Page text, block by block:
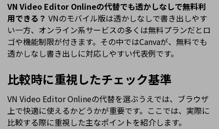
VN Video Editor Onlineの代替でも透かしなしで無料利
用できる？ VNのモバイル版は透かしなしで書き出しやす
い一方、オンライン系サービスの多くは無料プランだとロ
ゴや機能制限が付きます。その中ではCanvaが、無料でも
透かしなし書き出しに対応しやすい代表例です。
比較時に重視したチェック基準
VN Video Editor Onlineの代替を選ぶうえでは、ブラウザ
上で快適に使えるかどうかが重要です。ここでは、実際に
比較する際に重視した主なポイントを紹介します。